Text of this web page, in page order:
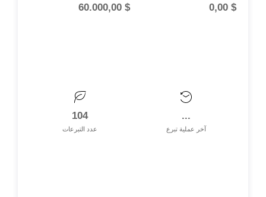
0,00 $
60.000,00$
...
آخر عملية تبرع
104
عدد التبرعات